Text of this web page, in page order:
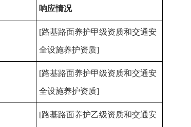
响应情况
[路基路面养护甲级资质和交通安
全设施养护资质]
[路基路面养护甲级资质和交通安
全设施养护资质]
[路基路面养护乙级资质和交通安